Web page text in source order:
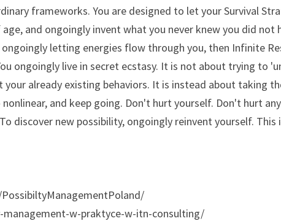
frameworks. You are designed to let your Survival
and ongoingly invent what you never knew you did not
letting energies flow through you, then Infinite
ongoingly live in secret ecstasy. It is not about trying to
already existing behaviors. It is instead about taking
and keep going. Don't hurt yourself. Don't hurt
discover new possibility, ongoingly reinvent yourself. This
w-praktyce-w-itn-consulting/